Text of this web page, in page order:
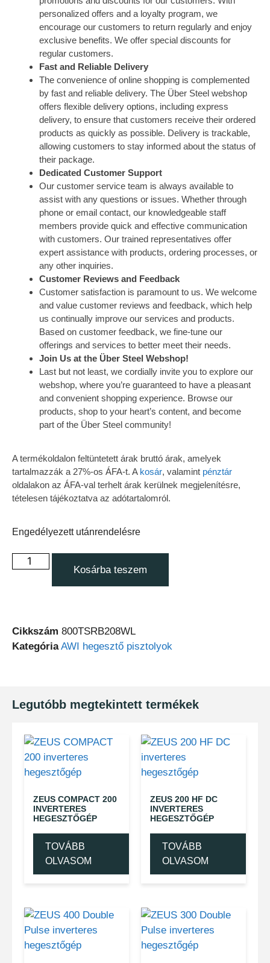
personalized offers and a loyalty program, we
encourage our customers to return regularly and enjoy
exclusive benefits. We offer special discounts for
regular customers.
Fast and Reliable Delivery
The convenience of online shopping is complemented
by fast and reliable delivery. The Über Steel webshop
offers flexible delivery options, including express
delivery, to ensure that customers receive their ordered
products as quickly as possible. Delivery is trackable,
allowing customers to stay informed about the status of
their package.
Dedicated Customer Support
Our customer service team is always available to
assist with any questions or issues. Whether through
phone or email contact, our knowledgeable staff
members provide quick and effective communication
with customers. Our trained representatives offer
expert assistance with products, ordering processes, or
any other inquiries.
Customer Reviews and Feedback
Customer satisfaction is paramount to us. We welcome
and value customer reviews and feedback, which help
us continually improve our services and products.
Based on customer feedback, we fine-tune our
offerings and services to better meet their needs.
Join Us at the Über Steel Webshop!
Last but not least, we cordially invite you to explore our
webshop, where you’re guaranteed to have a pleasant
and convenient shopping experience. Browse our
products, shop to your heart’s content, and become
part of the Über Steel community!
A termékoldalon feltüntetett árak bruttó árak, amelyek
tartalmazzák a 27%-os ÁFA-t. A kosár, valamint pénztár
oldalakon az ÁFA-val terhelt árak kerülnek megjelenítésre,
tételesen tájékoztatva az adótartalomról.
Engedélyezett utánrendelésre
Kosárba teszem
Cikkszám 800TSRB208WL
Kategória AWI hegesztő pisztolyok
Legutóbb megtekintett termékek
ZEUS COMPACT 200
INVERTERES
HEGESZTŐGÉP
TOVÁBB
OLVASOM
ZEUS 200 HF DC
INVERTERES
HEGESZTŐGÉP
TOVÁBB
OLVASOM